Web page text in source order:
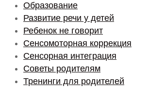
Образование
Развитие речи у детей
Ребенок не говорит
Сенсомоторная коррекция
Сенсорная интеграция
Советы родителям
Тренинги для родителей